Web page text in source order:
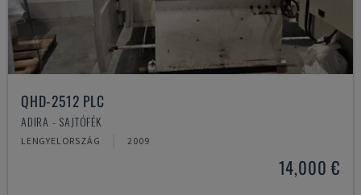
QHD-2512 PLC
ADIRA - SAJTÓFÉK
LENGYELORSZÁG 2009
14,000 €